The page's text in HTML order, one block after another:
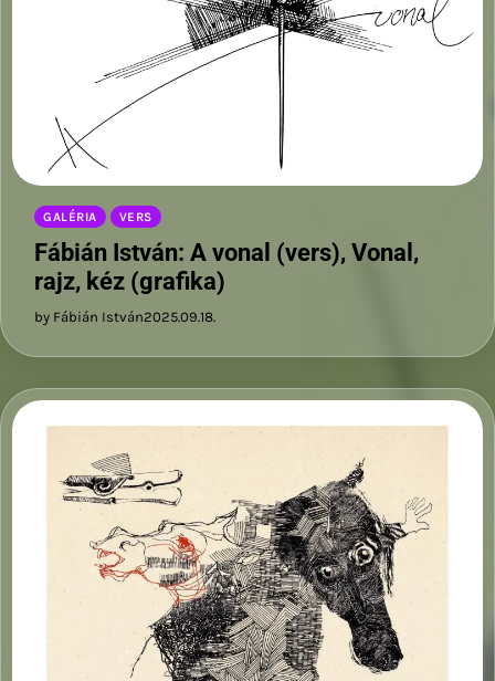
GALÉRIA VERS
Fábián István: A vonal (vers), Vonal,
rajz, kéz (grafika)
by Fábián István2025.09.18.